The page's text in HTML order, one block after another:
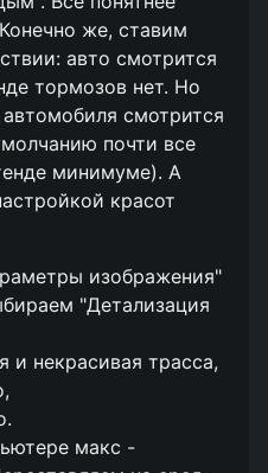
же, ставим
авто смотрится
тормозов нет. Но
смотрится
почти все
минимуме). А
красот
изображения"
"Детализация
и некрасивая трасса,
макс -